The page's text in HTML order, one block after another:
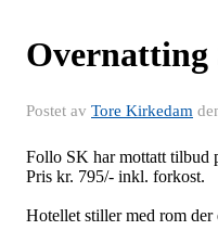
Overnatting
Postet av Tore Kirkedam
Follo SK har mottatt tilbud
Pris kr. 795/- inkl. forkost.
Hotellet stiller med rom der